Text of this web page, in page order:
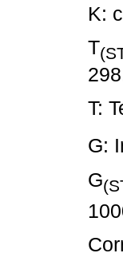
K:
T
T:
G:
G